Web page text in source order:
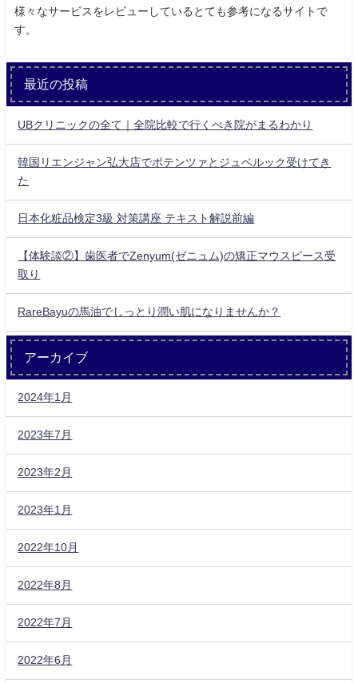
様々なサービスをレビューしているとても参考になるサイトで
す。
最近の投稿
UBクリニックの全て｜全院比較で行くべき院がまるわかり
韓国リエンジャン弘大店でポテンツァとジュベルック受けてき
た
日本化粧品検定3級 対策講座 テキスト解説前編
【体験談②】歯医者でZenyum(ゼニュム)の矯正マウスピース受
取り
RareBayuの馬油でしっとり潤い肌になりませんか？
アーカイブ
2024年1月
2023年7月
2023年2月
2023年1月
2022年10月
2022年8月
2022年7月
2022年6月